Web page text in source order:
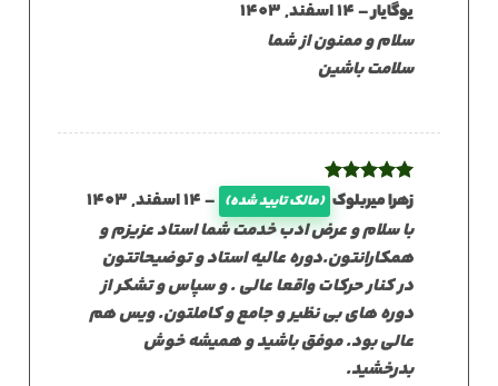
یوگایار–14 اسفند, 1403
سلام و ممنون از شما
سلامت باشین
نمره5از
5
زهرا میربلوک (مالک تایید شده) –14 اسفند, 1403
با سلام و عرض ادب خدمت شما استاد عزیزم و
همکارانتون.دوره عالیه استاد و توضیحاتتون
در کنار حرکات واقعا عالی . و سپاس و تشکر از
دوره های بی نظیر و جامع و کاملتون. ویس هم
عالی بود. موفق باشید و همیشه خوش
بدرخشید.